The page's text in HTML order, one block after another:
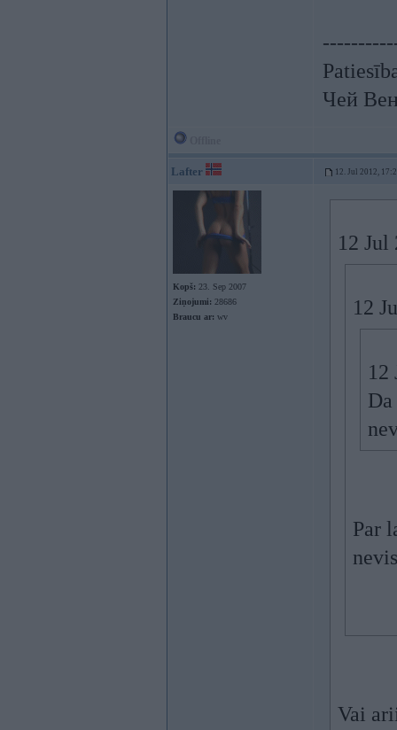
Чей
Lafter 12. Jul 2012,
Kopš: 23. Sep 2007
Ziņojumi: 28686
Braucu ar: wv
12 Jul
12
12
Par
Vai